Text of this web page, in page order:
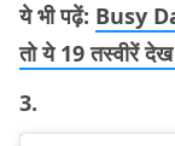
ये भी पढ़ें: Busy
तो ये 19 तस्वीरें
3.